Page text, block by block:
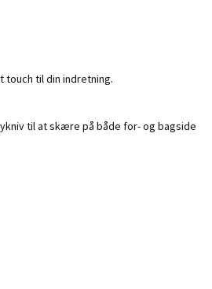
til din indretning.
til at skære på både for- og bagside